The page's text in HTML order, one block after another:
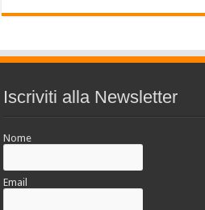
Iscriviti alla Newsletter
Nome
Email